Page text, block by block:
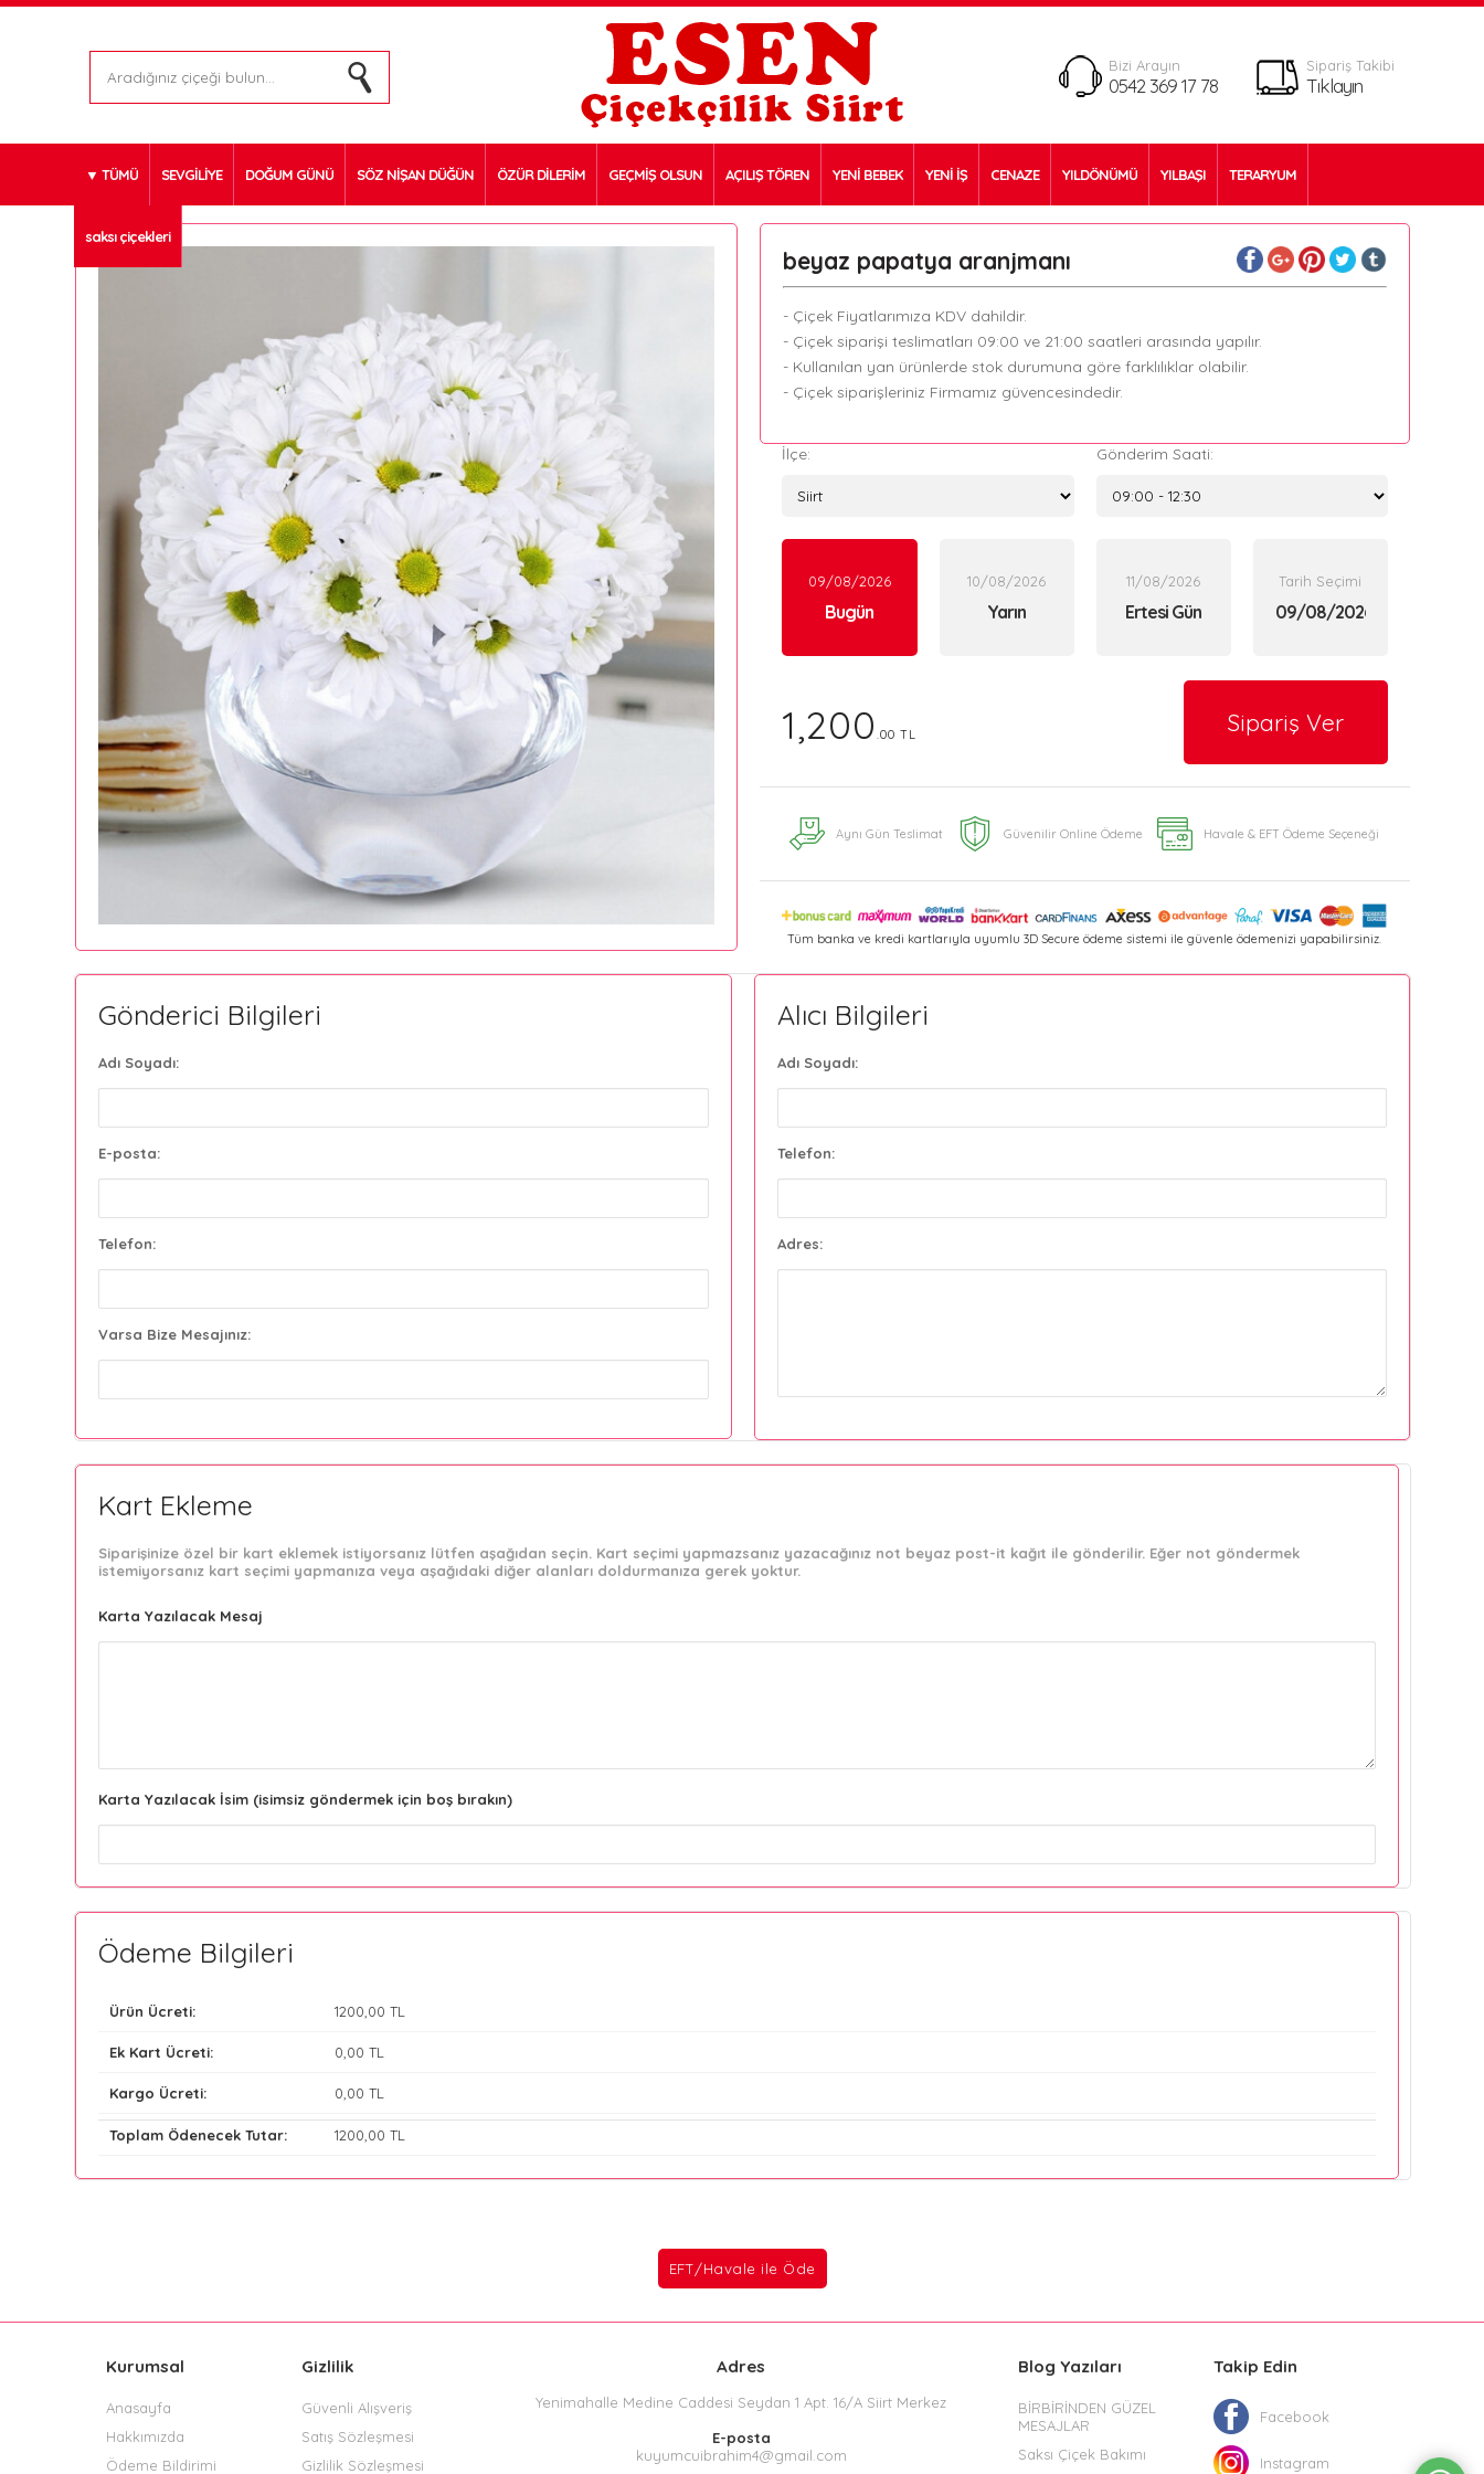
Bizi Arayın
0542 369 17 78
Sipariş Takibi
Tıklayın
TÜMÜ SEVGİLİYE DOĞUM GÜNÜ SÖZ NİŞAN DÜĞÜN ÖZÜR DİLERİM GEÇMİŞ OLSUN AÇILIŞ TÖREN YENİ BEBEK YENİ İŞ CENAZE YILDÖNÜMÜ YILBAŞI TERARYUM
saksı çiçekleri
beyaz papatya aranjmanı
- Çiçek Fiyatlarımıza KDV dahildir.
- Çiçek siparişi teslimatları 09:00 ve 21:00 saatleri arasında yapılır.
- Kullanılan yan ürünlerde stok durumuna göre farklılıklar olabilir.
- Çiçek siparişleriniz Firmamız güvencesindedir.
İlçe: Gönderim Saati:
09/08/2026
Bugün
10/08/2026
Yarın
11/08/2026
Ertesi Gün
Tarih Seçimi
1,200 .00 TL Sipariş Ver
Aynı Gün Teslimat Güvenilir Online Ödeme Havale & EFT Ödeme Seçeneği
Tüm banka ve kredi kartlarıyla uyumlu 3D Secure ödeme sistemi ile güvenle ödemenizi yapabilirsiniz.
Gönderici Bilgileri
Adı Soyadı:
E-posta:
Telefon:
Varsa Bize Mesajınız:
Alıcı Bilgileri
Adı Soyadı:
Telefon:
Adres:
Kart Ekleme
Siparişinize özel bir kart eklemek istiyorsanız lütfen aşağıdan seçin. Kart seçimi yapmazsanız yazacağınız not beyaz post-it kağıt ile gönderilir. Eğer not göndermek
istemiyorsanız kart seçimi yapmanıza veya aşağıdaki diğer alanları doldurmanıza gerek yoktur.
Karta Yazılacak Mesaj
Karta Yazılacak İsim (isimsiz göndermek için boş bırakın)
Ödeme Bilgileri
Ürün Ücreti: 1200 ,00 TL
Ek Kart Ücreti: 0 ,00 TL
Kargo Ücreti: 0 ,00 TL
Toplam Ödenecek Tutar: 1200 ,00 TL
Kurumsal
Anasayfa
Hakkımızda
Ödeme Bildirimi
Gizlilik
Güvenli Alışveriş
Satış Sözleşmesi
Gizlilik Sözleşmesi
Adres
Yenimahalle Medine Caddesi Seydan 1 Apt. 16/A Siirt Merkez
E-posta
kuyumcuibrahim4@gmail.com
Blog Yazıları
BİRBİRİNDEN GÜZEL
MESAJLAR
Saksı Çiçek Bakımı
Takip Edin
Facebook
Instagram